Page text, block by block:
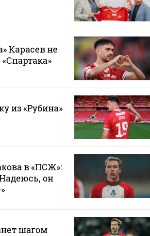
Карасев не
из «Рубина»
в «ПСЖ»:
он
шагом